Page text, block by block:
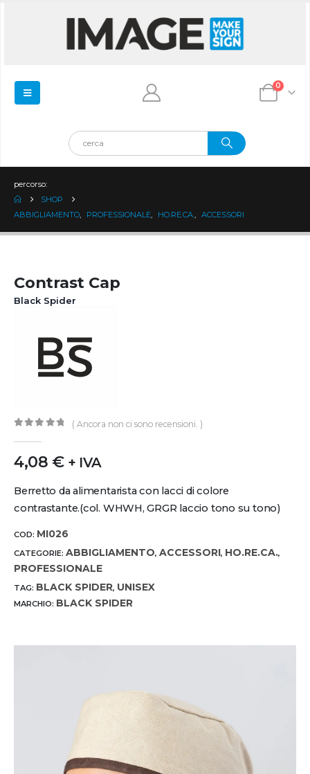
0
percorso:
SHOP
ABBIGLIAMENTO
PROFESSIONALE HO.RE.CA. ACCESSORI
Contrast Cap
Black Spider
( Ancora non ci sono recensioni. )
4,08 € + IVA
Berretto da alimentarista con lacci di colore
contrastante.(col. WHWH, GRGR laccio tono su tono)
COD: MI026
CATEGORIE: ABBIGLIAMENTO, ACCESSORI, HO.RE.CA.,
PROFESSIONALE
TAG: BLACK SPIDER, UNISEX
MARCHIO: BLACK SPIDER